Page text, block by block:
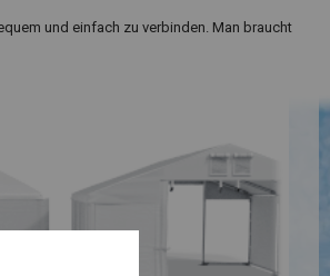
und einfach zu verbinden. Man braucht